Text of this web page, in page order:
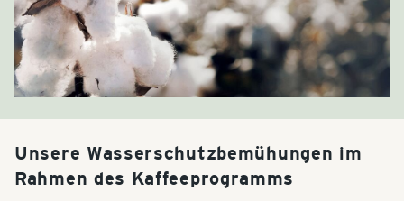
Unsere Wasserschutzbemühungen im
Rahmen des Kaffeeprogramms